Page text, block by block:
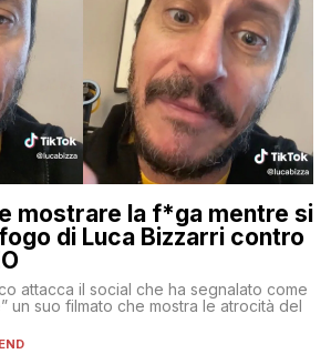
mostrare la f*ga mentre si
di Luca Bizzarri contro
attacca il social che ha segnalato come
un suo filmato che mostra le atrocità del